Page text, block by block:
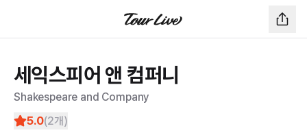
세익스피어 앤 컴퍼니
Shakespeare and Company
5.0(2개)